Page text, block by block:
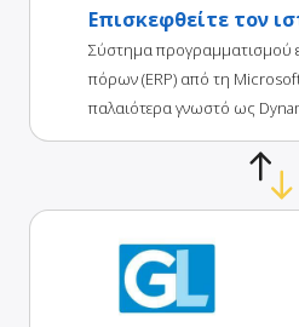
Επισκεφθείτε τον
Σύστημα προγραμματισμού
πόρων (ERP) από τη
παλαιότερα γνωστό ως